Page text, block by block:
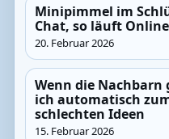
Minipimmel im
Chat, so läuft
20. Februar 2026
Wenn die
ich automatisch
schlechten Ideen
15. Februar 2026